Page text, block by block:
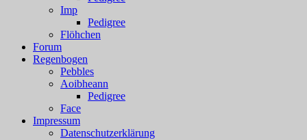
Imp
Pedigree
Flöhchen
Forum
Regenbogen
Pebbles
Aoibheann
Pedigree
Face
Impressum
Datenschutzerklärung